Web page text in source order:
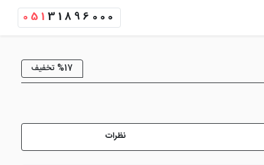
051 31896000
%17 تخفیف
نظرات